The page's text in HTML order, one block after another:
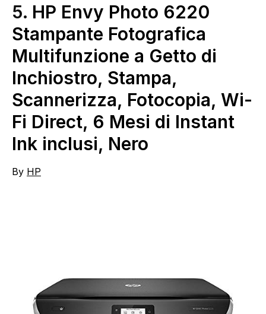
5. HP Envy Photo 6220
Stampante Fotografica
Multifunzione a Getto di
Inchiostro, Stampa,
Scannerizza, Fotocopia, Wi-
Fi Direct, 6 Mesi di Instant
Ink inclusi, Nero
By HP